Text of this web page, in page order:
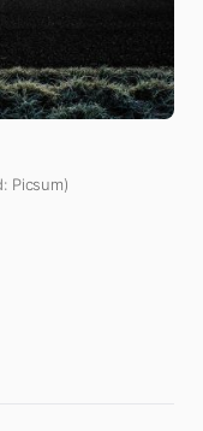
Picsum)